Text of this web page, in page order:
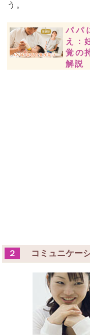
う。
パパ
え：
覚の
解説
２ コミュニケー